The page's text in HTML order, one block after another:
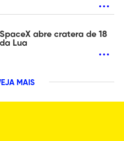
abre cratera de 18
Lua
MAIS